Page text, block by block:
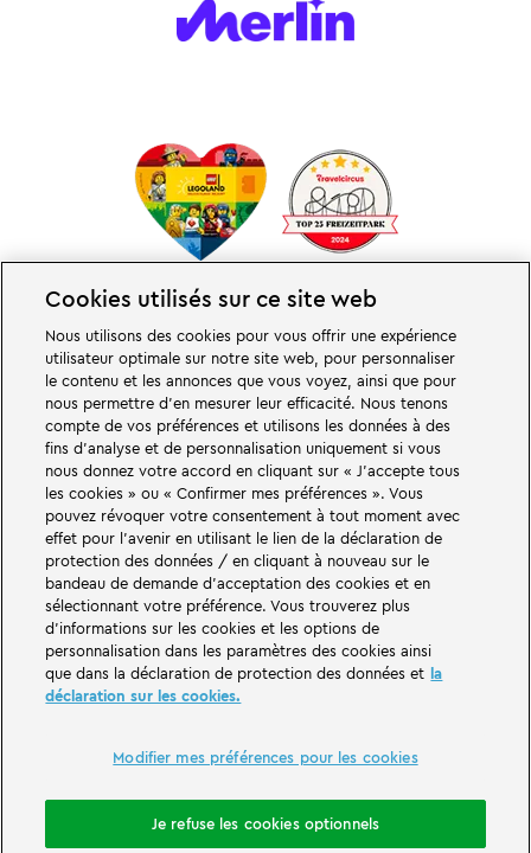
De grandes choses vous attendent dans les mondes d'aventure du parc
familial et de loisirs LEGOLAND en Allemagne. Découvrez des attractions
passionnantes et beaucoup de plaisir LEGO®. LEGOLAND Deutschland
Resort en Allemagne est un parc de loisirs pour les familles avec des enfants
de 2 à 12 ans. Le parc LEGOLAND est situé près de Günzburg en Bavière.
LEGOLAND Deutschland est l'un des plus grands parcs d'attractions de
Bavière et l'un des plus connus et des plus populaires d'Allemagne. Avec 68
attractions, ce parc à thème offre une expérience unique aux adultes et
aux enfants. Outre le parc d'attractions, le LEGOLAND Resort comprend
également un village de vacances avec différentes possibilités
chevaliers, dans un camping et même dans des tonneaux.
LEGO, the LEGO logo, the Brick and Knob configurations, the Minifigure,
DUPLO, FRIENDS, MINDSTORMS, NINJAGO and LEGOLAND are trademarks of
Cookies utilisés sur ce site web
Nous utilisons des cookies pour vous offrir une expérience
utilisateur optimale sur notre site web, pour personnaliser
le contenu et les annonces que vous voyez, ainsi que pour
nous permettre d'en mesurer leur efficacité. Nous tenons
compte de vos préférences et utilisons les données à des
fins d'analyse et de personnalisation uniquement si vous
nous donnez votre accord en cliquant sur « J'accepte tous
les cookies » ou « Confirmer mes préférences ». Vous
pouvez révoquer votre consentement à tout moment avec
effet pour l'avenir en utilisant le lien de la déclaration de
protection des données / en cliquant à nouveau sur le
bandeau de demande d'acceptation des cookies et en
sélectionnant votre préférence. Vous trouverez plus
d'informations sur les cookies et les options de
personnalisation dans les paramètres des cookies ainsi
que dans la déclaration de protection des données et la
déclaration sur les cookies.
Modifier mes préférences pour les cookies
Je refuse les cookies optionnels